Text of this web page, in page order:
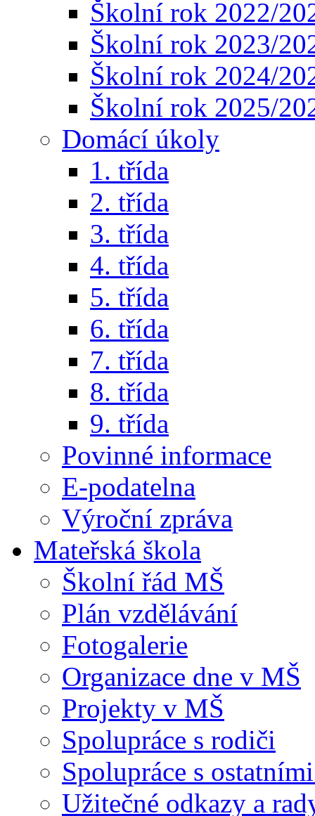
Školní rok 2022/
Školní rok 2023/
Školní rok 2024/
Školní rok 2025/
Domácí úkoly
1. třída
2. třída
3. třída
4. třída
5. třída
6. třída
7. třída
8. třída
9. třída
Povinné informace
E-podatelna
Výroční zpráva
Mateřská škola
Školní řád MŠ
Plán vzdělávání
Fotogalerie
Organizace dne v MŠ
Projekty v MŠ
Spolupráce s rodiči
Spolupráce s
Užitečné odkazy a